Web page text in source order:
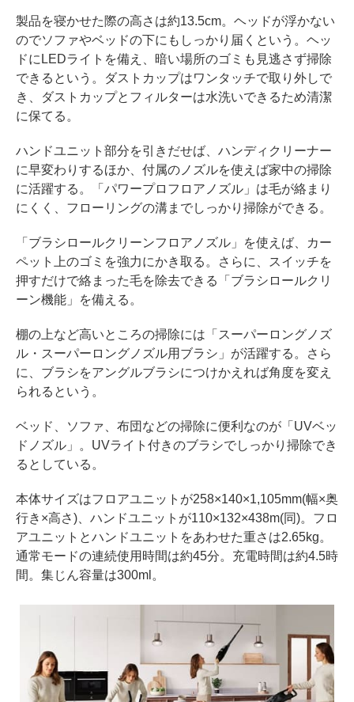
製品を寝かせた際の高さは約13.5cm。ヘッドが浮かない
のでソファやベッドの下にもしっかり届くという。ヘッ
ドにLEDライトを備え、暗い場所のゴミも見逃さず掃除
できるという。ダストカップはワンタッチで取り外しで
き、ダストカップとフィルターは水洗いできるため清潔
に保てる。
ハンドユニット部分を引きだせば、ハンディクリーナー
に早変わりするほか、付属のノズルを使えば家中の掃除
に活躍する。「パワープロフロアノズル」は毛が絡まり
にくく、フローリングの溝までしっかり掃除ができる。
「ブラシロールクリーンフロアノズル」を使えば、カー
ペット上のゴミを強力にかき取る。さらに、スイッチを
押すだけで絡まった毛を除去できる「ブラシロールクリ
ーン機能」を備える。
棚の上など高いところの掃除には「スーパーロングノズ
ル・スーパーロングノズル用ブラシ」が活躍する。さら
に、ブラシをアングルブラシにつけかえれば角度を変え
られるという。
ベッド、ソファ、布団などの掃除に便利なのが「UVベッ
ドノズル」。UVライト付きのブラシでしっかり掃除でき
るとしている。
本体サイズはフロアユニットが258×140×1,105mm(幅×奥
行き×高さ)、ハンドユニットが110×132×438m(同)。フロ
アユニットとハンドユニットをあわせた重さは2.65kg。
通常モードの連続使用時間は約45分。充電時間は約4.5時
間。集じん容量は300ml。